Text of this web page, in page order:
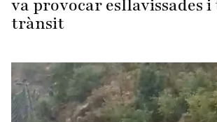
va provocar esllavissades
trànsit